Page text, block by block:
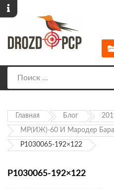
Главная Блог
МР(ИЖ)-60 И Мародер
P1030065-192×122
P1030065-192×122